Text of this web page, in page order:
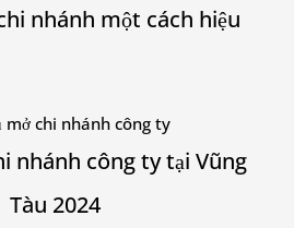
nhánh một cách hiệu
nhánh công ty tại Vũng
Tàu 2024